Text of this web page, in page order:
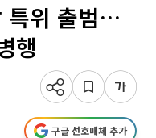
특위 출범…
행
구글 선호매체 추가